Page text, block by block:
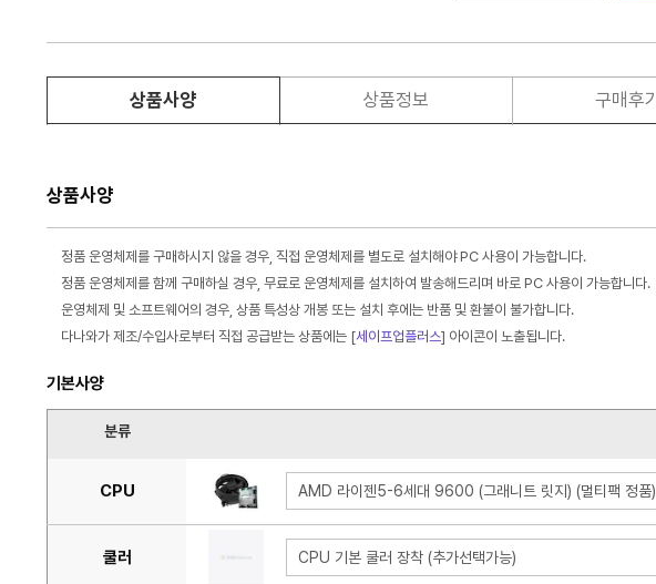
상품사양 상품정보 구매후기
상품사양
정품 운영체제를 구매하시지 않을 경우, 직접 운영체제를 별도로 설치해야 PC 사용이 가능합니다.
정품 운영체제를 함께 구매하실 경우, 무료로 운영체제를 설치하여 발송해드리며 바로 PC 사용이 가능합니다.
운영체제 및 소프트웨어의 경우, 상품 특성상 개봉 또는 설치 후에는 반품 및 환불이 불가합니다.
다나와가 제조/수입사로부터 직접 공급받는 상품에는 [세이프업플러스] 아이콘이 노출됩니다.
기본사양
분류
CPU AMD 라이젠5-6세대 9600 (그래니트 릿지) (멀티팩 정품)
쿨러 CPU 기본 쿨러 장착 (추가선택가능)